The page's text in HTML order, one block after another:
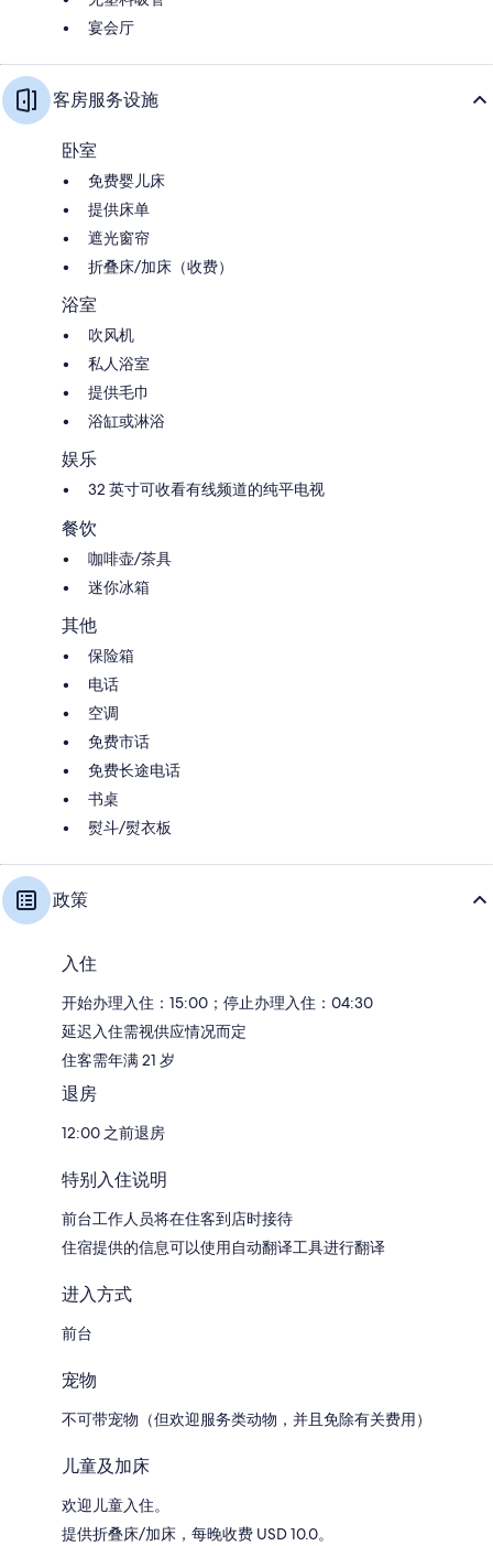
宴会厅
客房服务设施
卧室
免费婴儿床
提供床单
遮光窗帘
折叠床/加床（收费）
浴室
吹风机
私人浴室
提供毛巾
浴缸或淋浴
娱乐
32 英寸可收看有线频道的纯平电视
餐饮
咖啡壶/茶具
迷你冰箱
其他
保险箱
电话
空调
免费市话
免费长途电话
书桌
熨斗/熨衣板
政策
入住
开始办理入住：15:00；停止办理入住：04:30
延迟入住需视供应情况而定
住客需年满 21 岁
退房
12:00 之前退房
特别入住说明
前台工作人员将在住客到店时接待
住宿提供的信息可以使用自动翻译工具进行翻译
进入方式
前台
宠物
不可带宠物（但欢迎服务类动物，并且免除有关费用）
儿童及加床
欢迎儿童入住。
提供折叠床/加床，每晚收费 USD 10.0。